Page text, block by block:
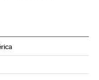
Instagram
en Facebook